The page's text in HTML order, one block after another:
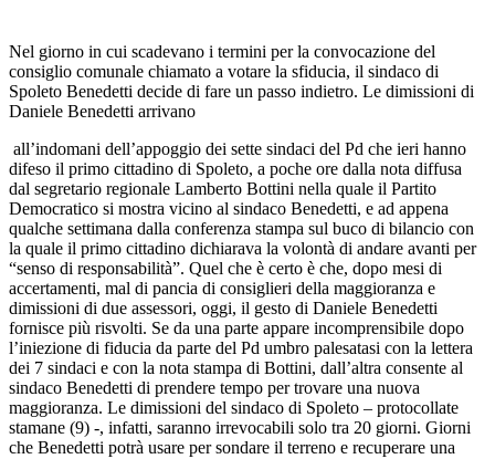
Nel giorno in cui scadevano i termini per la convocazione del
consiglio comunale chiamato a votare la sfiducia, il sindaco di
Spoleto Benedetti decide di fare un passo indietro. Le dimissioni di
Daniele Benedetti arrivano
all’indomani dell’appoggio dei sette sindaci del Pd che ieri hanno
difeso il primo cittadino di Spoleto, a poche ore dalla nota diffusa
dal segretario regionale Lamberto Bottini nella quale il Partito
Democratico si mostra vicino al sindaco Benedetti, e ad appena
qualche settimana dalla conferenza stampa sul buco di bilancio con
la quale il primo cittadino dichiarava la volontà di andare avanti per
“senso di responsabilità”. Quel che è certo è che, dopo mesi di
accertamenti, mal di pancia di consiglieri della maggioranza e
dimissioni di due assessori, oggi, il gesto di Daniele Benedetti
fornisce più risvolti. Se da una parte appare incomprensibile dopo
l’iniezione di fiducia da parte del Pd umbro palesatasi con la lettera
dei 7 sindaci e con la nota stampa di Bottini, dall’altra consente al
sindaco Benedetti di prendere tempo per trovare una nuova
maggioranza. Le dimissioni del sindaco di Spoleto – protocollate
stamane (9) -, infatti, saranno irrevocabili solo tra 20 giorni. Giorni
che Benedetti potrà usare per sondare il terreno e recuperare una